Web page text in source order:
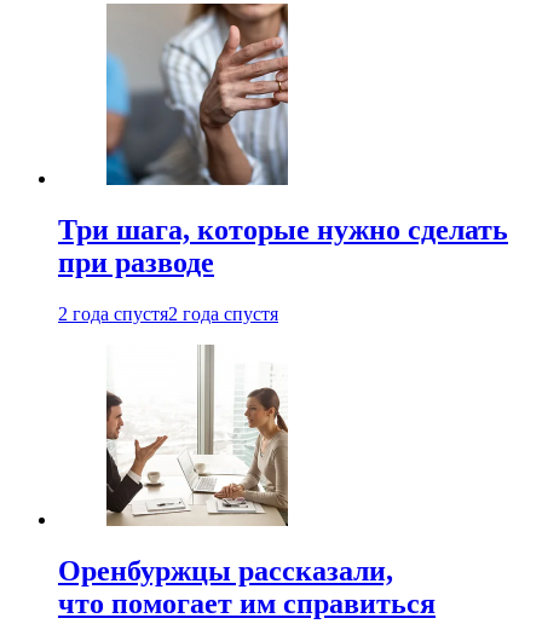
Три шага, которые нужно сделать
при разводе
2 года спустя2 года спустя
Оренбуржцы рассказали,
что помогает им справиться